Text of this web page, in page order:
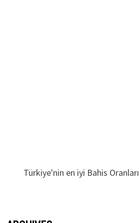
Türkiye'nin en iyi Bahis Oranları